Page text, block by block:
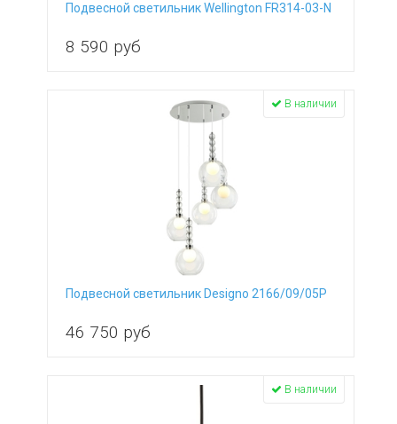
Подвесной светильник Wellington FR314-03-N
8 590 руб
Подвесной светильник Designo 2166/09/05P
46 750 руб
В наличии
В наличии